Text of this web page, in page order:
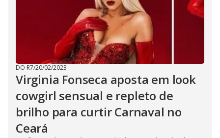
DO R7/20/02/2023
Virginia Fonseca aposta em look
cowgirl sensual e repleto de
brilho para curtir Carnaval no
Ceará